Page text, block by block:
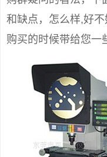
和缺点，怎么样,好
购买的时候带给您一